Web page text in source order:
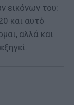
εικόνων του:
και αυτό
αλλά και